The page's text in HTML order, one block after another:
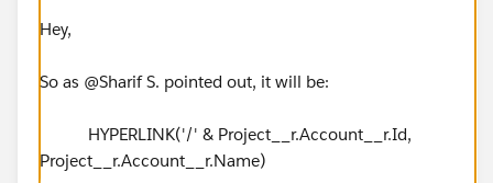
Hey,
So as @Sharif S. pointed out, it will be:
HYPERLINK('/' & Project__r.Account__r.Id,
Project__r.Account__r.Name)